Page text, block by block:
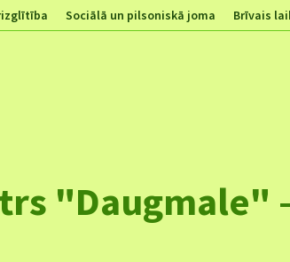
Sociālā un pilsoniskā joma Brīvais
"Daugmale"